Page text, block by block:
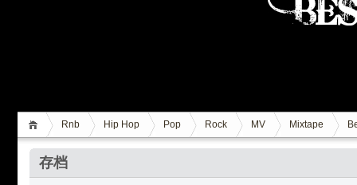
Rnb Hip Hop Pop Rock MV Mixtape
存档